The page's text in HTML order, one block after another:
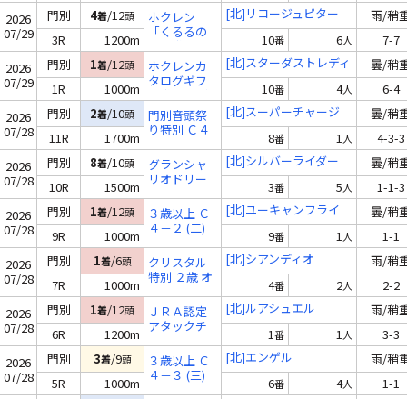
２歳 新馬
2026
07/29
門別 4着/12頭
ホクレン
「くるるの
杜」賞 Ｃ４
(三)
[北]リコージュピター
雨/稍
3R
1200m 10番 6人
7-7
2026
07/29
門別 1着/12頭
ホクレンカ
タログギフ
ト賞 ２歳 未
勝利
[北]スターダストレディ
曇/稍
1R
1000m 10番 4人
6-4
2026
07/28
門別 2着/10頭
門別音頭祭
り特別 Ｃ４
[北]スーパーチャージ
曇/稍
11R
1700m 8番 1人
4-3-3
2026
07/28
門別 8着/10頭
グランシャ
リオドリー
(二)
[北]シルバーライダー
曇/稍
10R
1500m 3番 5人
1-1-3
2026
07/28
門別 1着/12頭
３歳以上 Ｃ
４－２ (二)
[北]ユーキャンフライ
曇/稍
9R
1000m 9番 1人
1-1
2026
07/28
門別 1着/6頭
クリスタル
特別 ２歳 オ
[北]シアンディオ
雨/稍
7R
1000m 4番 2人
2-2
2026
07/28
門別 1着/12頭
ＪＲＡ認定
アタックチ
歳 認定未勝
利
[北]ルアシュエル
雨/稍
6R
1200m 1番 1人
3-3
2026
07/28
門別 3着/9頭
３歳以上 Ｃ
４－３ (三)
[北]エンゲル
雨/稍
5R
1000m 6番 4人
1-1